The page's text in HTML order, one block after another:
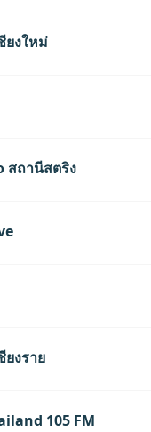
ยงใหม่
สถานีสตริง
ยงราย
105 FM